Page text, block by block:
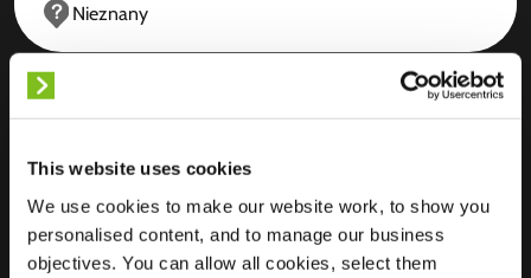
This website uses cookies
We use cookies to make our website work, to show you
personalised content, and to manage our business
objectives. You can allow all cookies, select them
Nieznany
Lokalizacja
5213 TA s-
Hertogenbosch
Holandia